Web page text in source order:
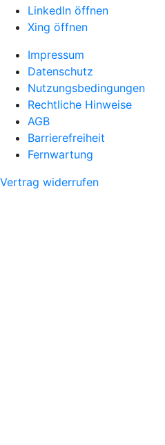
LinkedIn öffnen
Xing öffnen
Impressum
Datenschutz
Nutzungsbedingungen
Rechtliche Hinweise
AGB
Barrierefreiheit
Fernwartung
Vertrag widerrufen